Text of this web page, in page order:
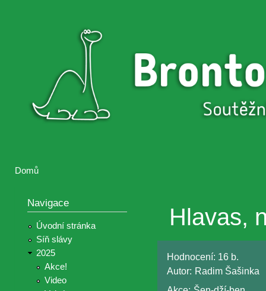
Brontosaurus
Brontosaurus
Domů
Navigace
Úvodní stránka
Síň slávy
2025
Akce!
Video
Hlavas,
Hodnocení: 16 b.
Autor: Radim Šašinka